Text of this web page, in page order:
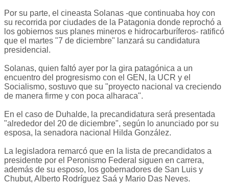
Por su parte, el cineasta Solanas -que continuaba hoy con
su recorrida por ciudades de la Patagonia donde reprochó a
los gobiernos sus planes mineros e hidrocarburíferos- ratificó
que el martes "7 de diciembre" lanzará su candidatura
presidencial.
Solanas, quien faltó ayer por la gira patagónica a un
encuentro del progresismo con el GEN, la UCR y el
Socialismo, sostuvo que su "proyecto nacional va creciendo
de manera firme y con poca alharaca".
En el caso de Duhalde, la precandidatura será presentada
"alrededor del 20 de diciembre", según lo anunciado por su
esposa, la senadora nacional Hilda González.
La legisladora remarcó que en la lista de precandidatos a
presidente por el Peronismo Federal siguen en carrera,
además de su esposo, los gobernadores de San Luis y
Chubut, Alberto Rodríguez Saá y Mario Das Neves.